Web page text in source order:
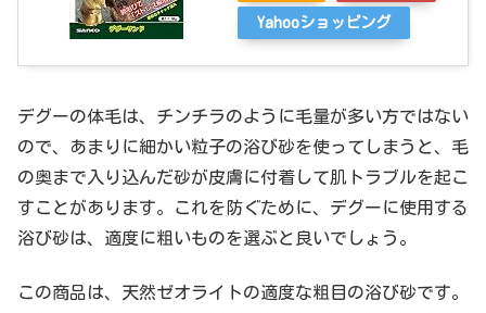
Yahooショッピング
デグーの体毛は、チンチラのように毛量が多い方ではない
ので、あまりに細かい粒子の浴び砂を使ってしまうと、毛
の奥まで入り込んだ砂が皮膚に付着して肌トラブルを起こ
すことがあります。これを防ぐために、デグーに使用する
浴び砂は、適度に粗いものを選ぶと良いでしょう。
この商品は、天然ゼオライトの適度な粗目の浴び砂です。